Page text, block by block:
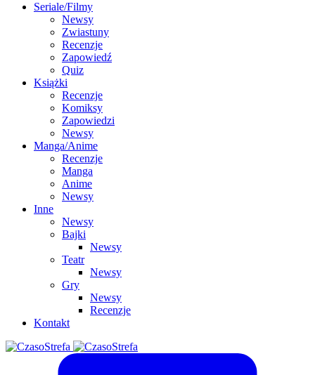
Seriale/Filmy
Newsy
Zwiastuny
Recenzje
Zapowiedź
Quiz
Książki
Recenzje
Komiksy
Zapowiedzi
Newsy
Manga/Anime
Recenzje
Manga
Anime
Newsy
Inne
Newsy
Bajki
Newsy
Teatr
Newsy
Gry
Newsy
Recenzje
Kontakt